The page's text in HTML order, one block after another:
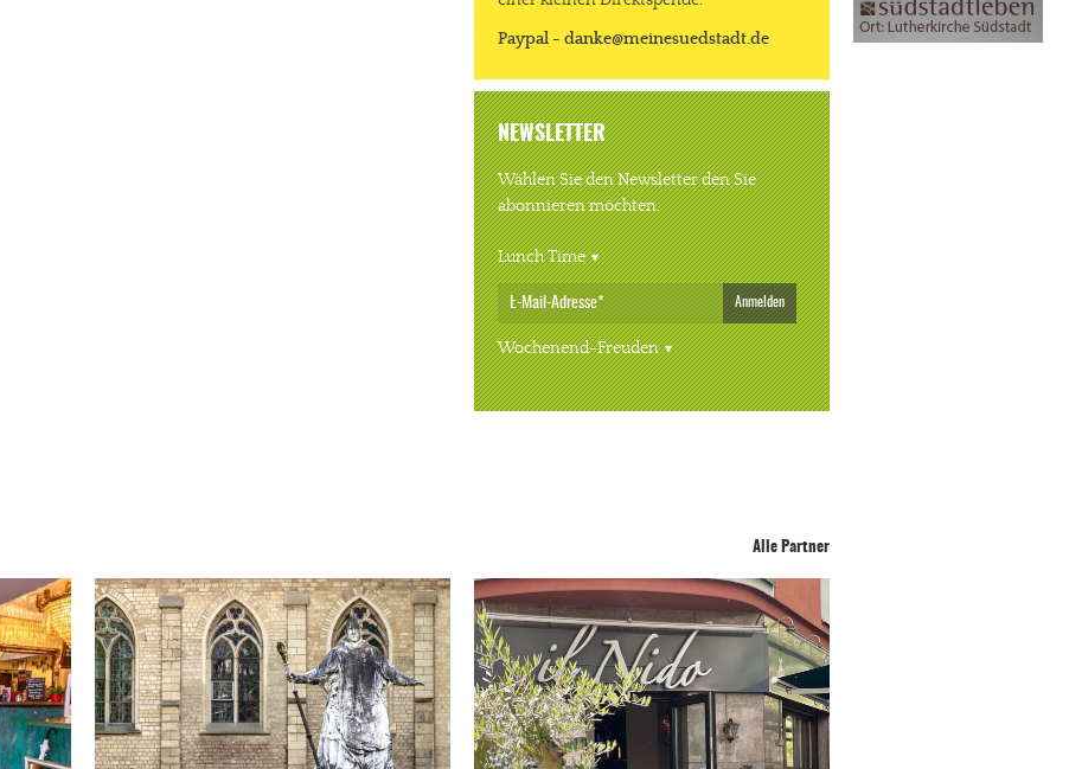
Paypal - danke@meinesuedstadt.de
NEWSLETTER
Wählen Sie den Newsletter den Sie
abonnieren möchten.
Lunch Time
Anmelden
Wochenend-Freuden
Alle Partner